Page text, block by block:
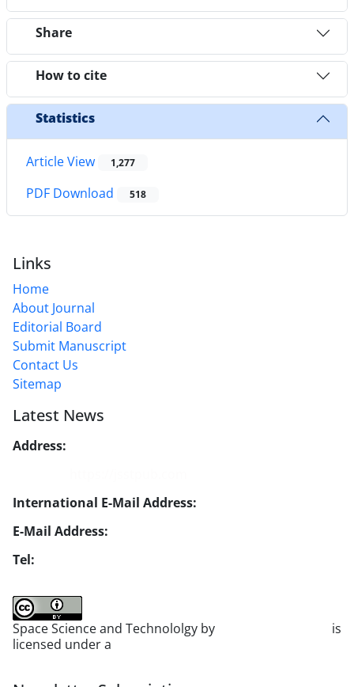
Share
How to cite
Statistics
Article View 1,277
PDF Download 518
Links
Home
About Journal
Editorial Board
Submit Manuscript
Contact Us
Sitemap
Latest News
Address:
International E-Mail Address:
E-Mail Address:
Tel:
Space Science and Technololgy by
is
licensed under a